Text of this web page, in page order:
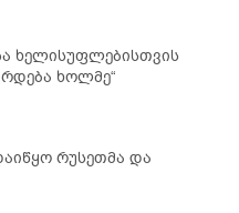
ხელისუფლებისთვის
ხოლმე“
რუსეთმა და